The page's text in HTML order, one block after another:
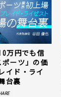
万円でも信
ーツ」の価
イド・ライ
台裏